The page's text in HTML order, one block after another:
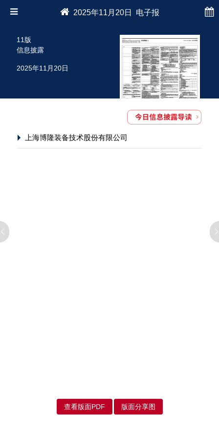
2025年11月20日 电子报
11版
信息披露
2025年11月20日
上海博隆装备技术股份有限公司
查看版面PDF 版面分享图